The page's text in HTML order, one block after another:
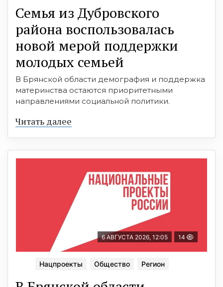
Семья из Дубровского
района воспользовалась
новой мерой поддержки
молодых семьей
В Брянской области демография и поддержка
материнства остаются приоритетными
направлениями социальной политики.
Читать далее
6 АВГУСТА 2026, 12:05 14
Нацпроекты Общество Регион